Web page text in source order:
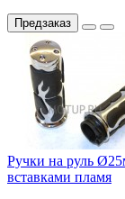
Предзаказ
Ручки на руль
вставками пламя